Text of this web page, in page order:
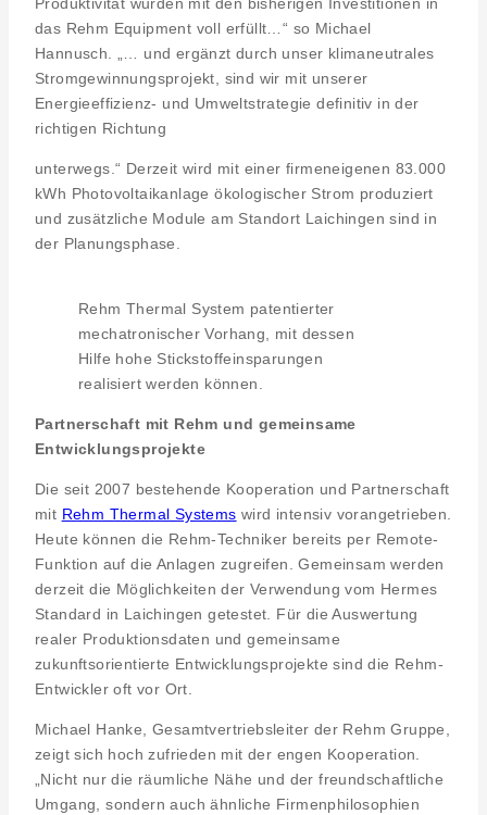
Produktivität wurden mit den bisherigen Investitionen in
das Rehm Equipment voll erfüllt…“ so Michael
Hannusch. „… und ergänzt durch unser klimaneutrales
Stromgewinnungsprojekt, sind wir mit unserer
Energieeffizienz- und Umweltstrategie definitiv in der
richtigen Richtung
unterwegs.“ Derzeit wird mit einer firmeneigenen 83.000
kWh Photovoltaikanlage ökologischer Strom produziert
und zusätzliche Module am Standort Laichingen sind in
der Planungsphase.
Rehm Thermal System patentierter
mechatronischer Vorhang, mit dessen
Hilfe hohe Stickstoffeinsparungen
realisiert werden können.
Partnerschaft mit Rehm und gemeinsame
Entwicklungsprojekte
Die seit 2007 bestehende Kooperation und Partnerschaft
mit Rehm Thermal Systems wird intensiv vorangetrieben.
Heute können die Rehm-Techniker bereits per Remote-
Funktion auf die Anlagen zugreifen. Gemeinsam werden
derzeit die Möglichkeiten der Verwendung vom Hermes
Standard in Laichingen getestet. Für die Auswertung
realer Produktionsdaten und gemeinsame
zukunftsorientierte Entwicklungsprojekte sind die Rehm-
Entwickler oft vor Ort.
Michael Hanke, Gesamtvertriebsleiter der Rehm Gruppe,
zeigt sich hoch zufrieden mit der engen Kooperation.
„Nicht nur die räumliche Nähe und der freundschaftliche
Umgang, sondern auch ähnliche Firmenphilosophien